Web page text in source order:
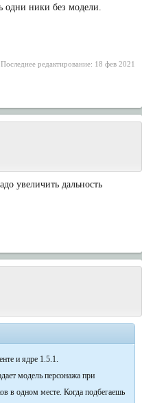
одни ники без модели.
Последнее редактирование: 18 фев 2021
увеличить дальность
и ядре 1.5.1.
модель персонажа при
в одном месте. Когда подбегаешь